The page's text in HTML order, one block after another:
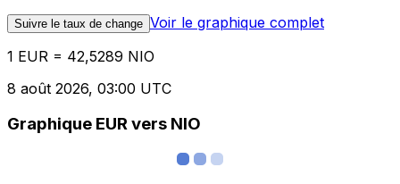
Suivre le taux de change Voir le graphique complet
1 EUR = 42,5289 NIO
8 août 2026, 03:00 UTC
Graphique EUR vers NIO